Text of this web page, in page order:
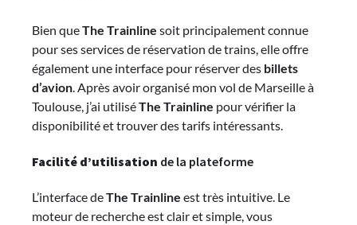
Bien queThe Trainline soit principalement connue
pour ses services de réservation de trains, elle offre
également une interface pour réserver des billets
d’avion . Après avoir organisé mon vol de Marseille à
Toulouse, j’ai utiliséThe Trainline pour vérifier la
disponibilité et trouver des tarifs intéressants.
Facilité d’utilisation de la plateforme
L’interface deThe Trainline est très intuitive. Le
moteur de recherche est clair et simple, vous